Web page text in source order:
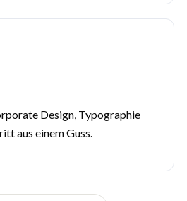
Design, Typographie
aus einem Guss.